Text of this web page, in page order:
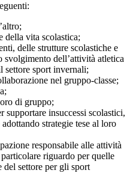
della vita scolastica;
delle strutture scolastiche e
dell’attività atletica
settore sport invernali;
nel gruppo-classe;
di gruppo;
supportare insuccessi scolastici,
strategie tese al loro
responsabile alle attività
riguardo per quelle
del settore per gli sport